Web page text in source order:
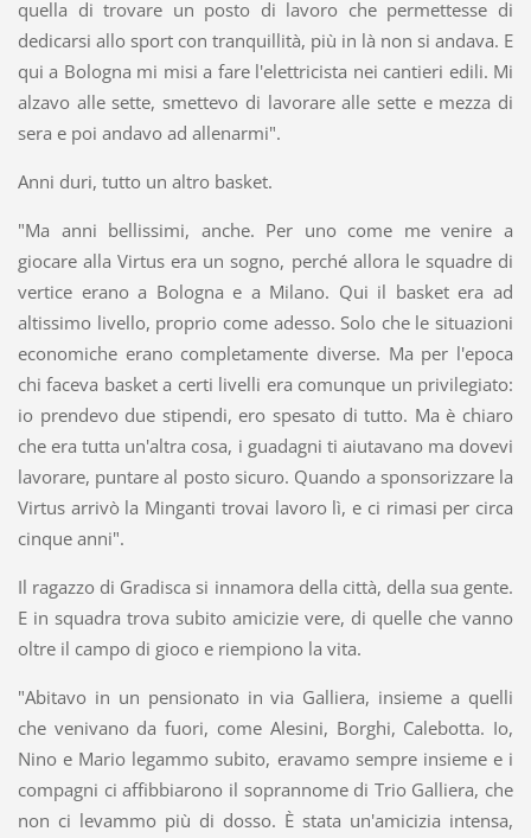
quella di trovare un posto di lavoro che permettesse di
dedicarsi allo sport con tranquillità, più in là non si andava. E
qui a Bologna mi misi a fare l'elettricista nei cantieri edili. Mi
alzavo alle sette, smettevo di lavorare alle sette e mezza di
sera e poi andavo ad allenarmi".
Anni duri, tutto un altro basket.
"Ma anni bellissimi, anche. Per uno come me venire a
giocare alla Virtus era un sogno, perché allora le squadre di
vertice erano a Bologna e a Milano. Qui il basket era ad
altissimo livello, proprio come adesso. Solo che le situazioni
economiche erano completamente diverse. Ma per l'epoca
chi faceva basket a certi livelli era comunque un privilegiato:
io prendevo due stipendi, ero spesato di tutto. Ma è chiaro
che era tutta un'altra cosa, i guadagni ti aiutavano ma dovevi
lavorare, puntare al posto sicuro. Quando a sponsorizzare la
Virtus arrivò la Minganti trovai lavoro lì, e ci rimasi per circa
cinque anni".
Il ragazzo di Gradisca si innamora della città, della sua gente.
E in squadra trova subito amicizie vere, di quelle che vanno
oltre il campo di gioco e riempiono la vita.
"Abitavo in un pensionato in via Galliera, insieme a quelli
che venivano da fuori, come Alesini, Borghi, Calebotta. Io,
Nino e Mario legammo subito, eravamo sempre insieme e i
compagni ci affibbiarono il soprannome di Trio Galliera, che
non ci levammo più di dosso. È stata un'amicizia intensa,